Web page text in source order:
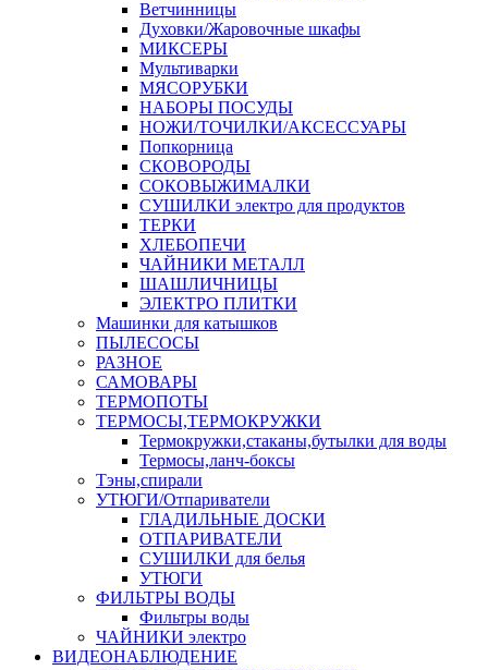
Ветчинницы
Духовки/Жаровочные шкафы
МИКСЕРЫ
Мультиварки
МЯСОРУБКИ
НАБОРЫ ПОСУДЫ
НОЖИ/ТОЧИЛКИ/АКСЕССУАРЫ
Попкорница
СКОВОРОДЫ
СОКОВЫЖИМАЛКИ
СУШИЛКИ электро для продуктов
ТЕРКИ
ХЛЕБОПЕЧИ
ЧАЙНИКИ МЕТАЛЛ
ШАШЛИЧНИЦЫ
ЭЛЕКТРО ПЛИТКИ
Машинки для катышков
ПЫЛЕСОСЫ
РАЗНОЕ
САМОВАРЫ
ТЕРМОПОТЫ
ТЕРМОСЫ,ТЕРМОКРУЖКИ
Термокружки,стаканы,бутылки для воды
Термосы,ланч-боксы
Тэны,спирали
УТЮГИ/Отпариватели
ГЛАДИЛЬНЫЕ ДОСКИ
ОТПАРИВАТЕЛИ
СУШИЛКИ для белья
УТЮГИ
ФИЛЬТРЫ ВОДЫ
Фильтры воды
ЧАЙНИКИ электро
ВИДЕОНАБЛЮДЕНИЕ